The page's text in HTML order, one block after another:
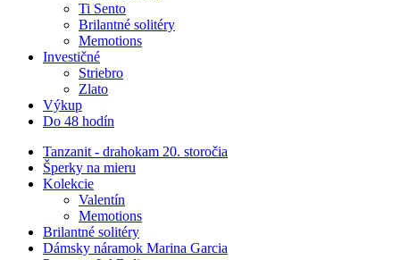
Ti Sento
Brilantné solitéry
Memotions
Investičné
Striebro
Zlato
Výkup
Do 48 hodín
Tanzanit - drahokam 20. storočia
Šperky na mieru
Kolekcie
Valentín
Memotions
Brilantné solitéry
Dámsky náramok Marina Garcia